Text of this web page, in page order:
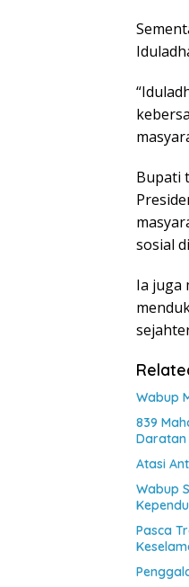
Bupati
sosial
Ia juga
Wabup
839
Daratan
Atasi
Wabup
Pasca